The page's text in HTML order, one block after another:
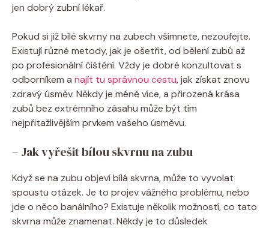
jen dobrý zubní lékař.
Pokud si již bílé skvrny na zubech všimnete, nezoufejte.
Existují různé metody, jak je ošetřit, od bělení zubů až
po profesionální čištění. Vždy je dobré konzultovat s
odborníkem a najít tu správnou cestu, jak získat znovu
zdravý úsměv. Někdy je méně více, a přirozená krása
zubů bez extrémního zásahu může být tím
nejpřitažlivějším prvkem vašeho úsměvu.
– Jak vyřešit bílou skvrnu na zubu
Když se na zubu objeví bílá skvrna, může to vyvolat
spoustu otázek. Je to projev vážného problému, nebo
jde o něco banálního? Existuje několik možností, co tato
skvrna může znamenat. Někdy je to důsledek